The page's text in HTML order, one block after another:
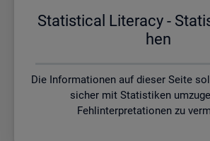
Sta­ti­s­ti­cal Li­te­r­acy -
hen
Die Informationen auf dieser Seite
sicher mit Statistiken
Fehlinterpretationen zu